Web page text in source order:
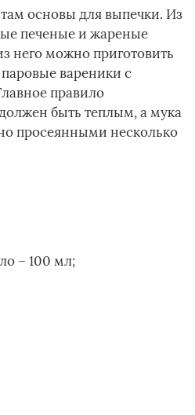
основы для выпечки. Из
печеные и жареные
него можно приготовить
вареники с
правило
быть теплым, а мука
просеянными несколько
– 100 мл;